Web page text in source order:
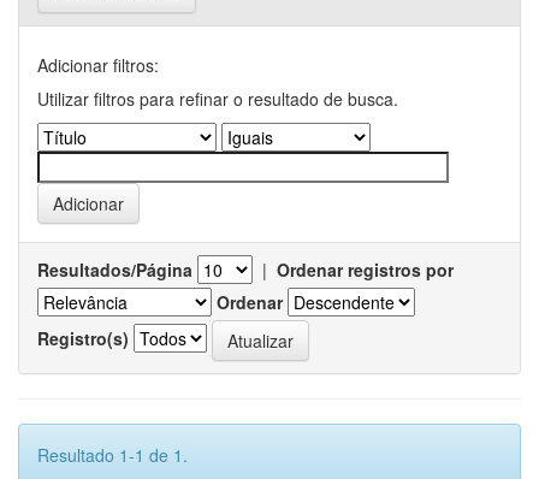
Adicionar filtros:
Utilizar filtros para refinar o resultado de busca.
Resultados/Página | Ordenar registros por
Ordenar
Registro(s)
Resultado 1-1 de 1.